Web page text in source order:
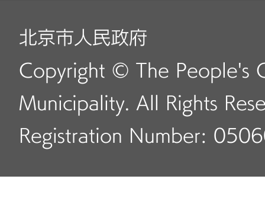
北京市人民政府
Copyright © The People's
Municipality. All Rights
Registration Number: